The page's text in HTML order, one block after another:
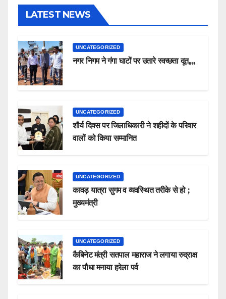
LATEST NEWS
UNCATEGORIZED
नगर निगम ने गंगा घाटों पर उतारे स्वच्छता दूत,,,,
UNCATEGORIZED
शौर्य दिवस पर जिलाधिकारी ने शहीदों के परिवार
वालों को किया सम्मानित
UNCATEGORIZED
कावड़ यात्रा सुगम व व्यवस्थित तरीके से हो ;
मुख्यमंत्री
UNCATEGORIZED
कैबिनेट मंत्री सतपाल महाराज ने लगाया रुद्राक्ष
का पौधा मनाया हरेला पर्व